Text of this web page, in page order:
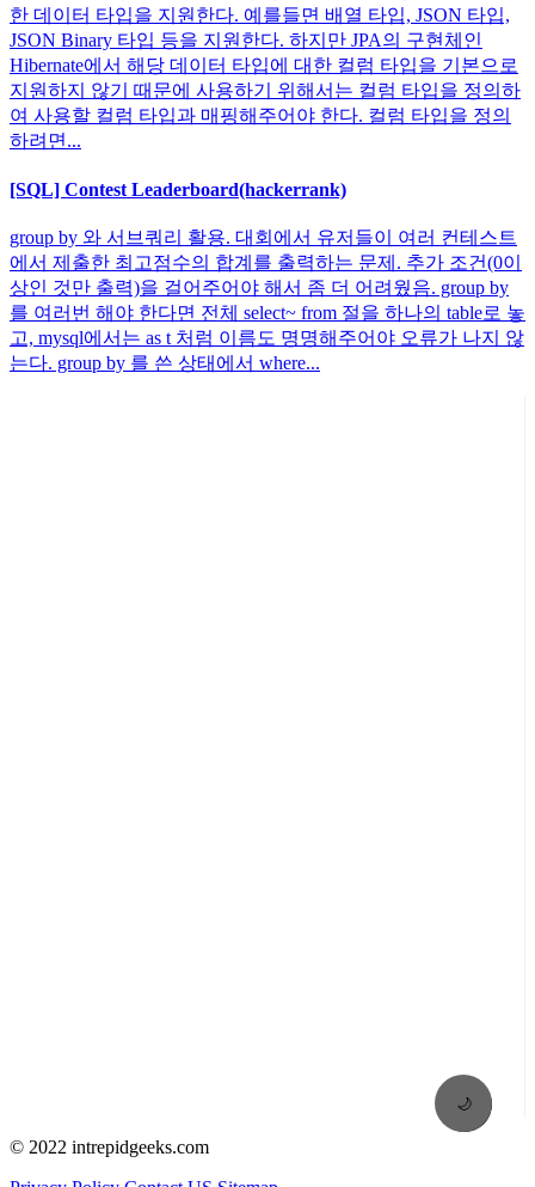
🌙
한 데이터 타입을 지원한다. 예를들면 배열 타입, JSON 타입,
JSON Binary 타입 등을 지원한다. 하지만 JPA의 구현체인
Hibernate에서 해당 데이터 타입에 대한 컬럼 타입을 기본으로
지원하지 않기 때문에 사용하기 위해서는 컬럼 타입을 정의하
여 사용할 컬럼 타입과 매핑해주어야 한다. 컬럼 타입을 정의
하려면...
[SQL] Contest Leaderboard(hackerrank)
group by 와 서브쿼리 활용. 대회에서 유저들이 여러 컨테스트
에서 제출한 최고점수의 합계를 출력하는 문제. 추가 조건(0이
상인 것만 출력)을 걸어주어야 해서 좀 더 어려웠음. group by
를 여러번 해야 한다면 전체 select~ from 절을 하나의 table로 놓
고, mysql에서는 as t 처럼 이름도 명명해주어야 오류가 나지 않
는다. group by 를 쓴 상태에서 where...
© 2022 intrepidgeeks.com